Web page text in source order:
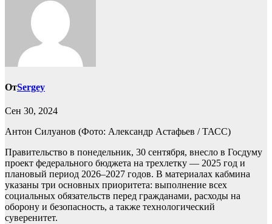
ОтSergey
Сен 30, 2024
Антон Силуанов (Фото: Александр Астафьев / ТАСС)
Правительство в понедельник, 30 сентября, внесло в Госдуму
проект федерального бюджета на трехлетку — 2025 год и
плановый период 2026–2027 годов. В материалах кабмина
указаны три основных приоритета: выполнение всех
социальных обязательств перед гражданами, расходы на
оборону и безопасность, а также технологический
суверенитет.